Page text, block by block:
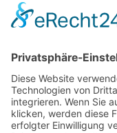
GRÜNE UMWELT-BOX